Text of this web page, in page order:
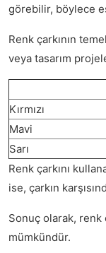
görebilir, böylece
Renk çarkının
veya tasarım
Kırmızı
Mavi
Sarı
Renk çarkını
ise, çarkın
Sonuç olarak, renk
mümkündür.